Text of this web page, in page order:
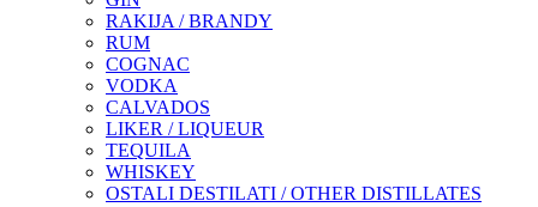
RAKIJA / BRANDY
RUM
COGNAC
VODKA
CALVADOS
LIKER / LIQUEUR
TEQUILA
WHISKEY
OSTALI DESTILATI / OTHER DISTILLATES